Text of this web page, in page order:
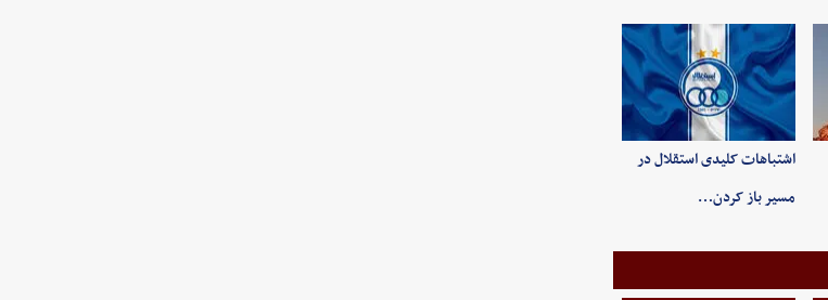
اشتباهات کلیدی استقلال در
مسیر باز کردن…